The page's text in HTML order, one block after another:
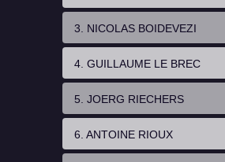
3. NICOLAS BOIDEVEZI
4. GUILLAUME LE BREC
5. JOERG RIECHERS
6. ANTOINE RIOUX